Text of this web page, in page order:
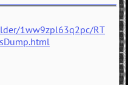
1ww9zpl63q2pc/RT